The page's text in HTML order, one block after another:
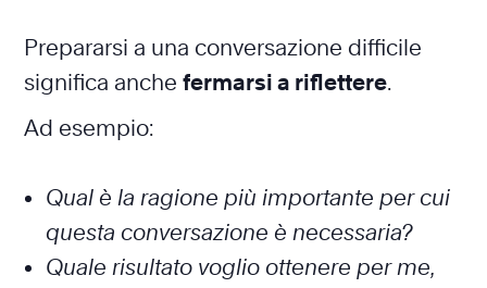
Prepararsi a una conversazione difficile
significa anche fermarsi a riflettere.
Ad esempio:
Qual è la ragione più importante per cui
questa conversazione è necessaria?
Quale risultato voglio ottenere per me,